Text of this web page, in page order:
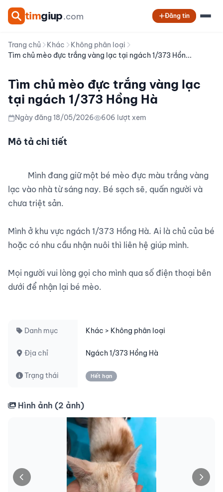
timgiup.com Đăng tin
Trang chủ Khác
Không phân loại
Tìm chủ mèo đực trắng vàng lạc tại ngách 1/373 Hồn...
Tìm chủ mèo đực trắng vàng lạc
tại ngách 1/373 Hồng Hà
Ngày đăng 18/05/2026 606 lượt xem
Mô tả chi tiết
lạc vào nhà từ sáng nay. Bé sạch sẽ, quấn người và
chưa triệt sản.
Mình ở khu vực ngách 1/373 Hồng Hà. Ai là chủ của bé
hoặc có nhu cầu nhận nuôi thì liên hệ giúp mình.
Mọi người vui lòng gọi cho mình qua số điện thoại bên
dưới để nhận lại bé mèo.
Danh mục Khác > Không phân loại
Địa chỉ Ngách 1/373 Hồng Hà
Trạng thái Hết hạn
Hình ảnh (2 ảnh)